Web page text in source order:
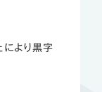
により黒字